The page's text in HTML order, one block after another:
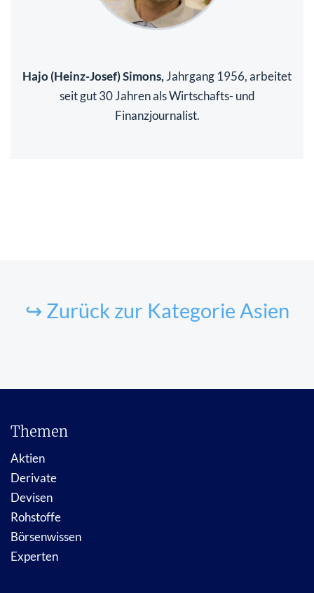
Hajo (Heinz-Josef) Simons,Jahrgang 1956, arbeitet
seit gut 30 Jahren als Wirtschafts- und
Finanzjournalist.
↪ Zurück zur Kategorie Asien
Themen
Aktien
Derivate
Devisen
Rohstoffe
Börsenwissen
Experten